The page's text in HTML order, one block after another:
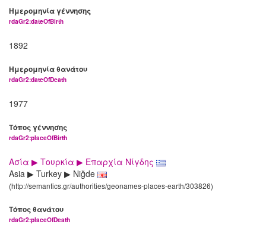
Ημερομηνία γέννησης
rdaGr2:dateOfBirth
1892
Ημερομηνία θανάτου
rdaGr2:dateOfDeath
1977
Τόπος γέννησης
rdaGr2:placeOfBirth
Ασία ▶ Τουρκία ▶ Επαρχία Νίγδης
Asia ▶ Turkey ▶ Niğde
(http://semantics.gr/authorities/geonames-places-earth/303826)
Τόπος θανάτου
rdaGr2:placeOfDeath